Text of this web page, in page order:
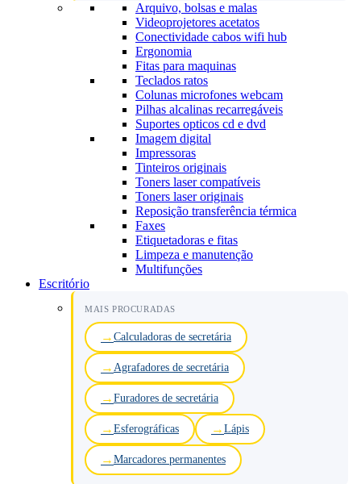
Arquivo, bolsas e malas
Videoprojetores acetatos
Conectividade cabos wifi hub
Ergonomia
Fitas para maquinas
Teclados ratos
Colunas microfones webcam
Pilhas alcalinas recarregáveis
Suportes opticos cd e dvd
Imagem digital
Impressoras
Tinteiros originais
Toners laser compatíveis
Toners laser originais
Reposição transferência térmica
Faxes
Etiquetadoras e fitas
Limpeza e manutenção
Multifunções
Escritório
MAIS PROCURADAS
Calculadoras de secretária
Agrafadores de secretária
Furadores de secretária
Esferográficas Lápis
Marcadores permanentes